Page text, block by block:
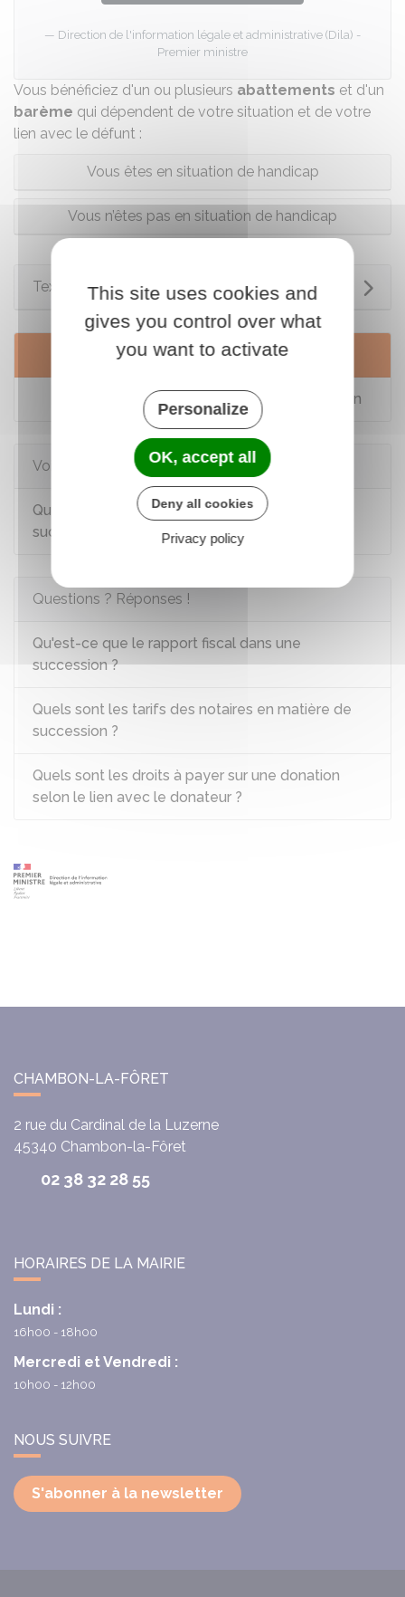
Direction de l'information légale et administrative (Dila) -
Premier ministre
Vous bénéficiez d'un ou plusieurs abattements et d'un
barème qui dépendent de votre situation et de votre
lien avec le défunt :
Vous êtes en situation de handicap
Vous n’êtes pas en situation de handicap
Textes de référence
Services en ligne et formulaires
Estimer le montant des droits de succession
Voir aussi
Quelles sont les exonérations en cas de
succession ?
Questions ? Réponses !
Qu'est-ce que le rapport fiscal dans une
succession ?
Quels sont les tarifs des notaires en matière de
succession ?
Quels sont les droits à payer sur une donation
selon le lien avec le donateur ?
CHAMBON-LA-FÔRET
2 rue du Cardinal de la Luzerne
45340 Chambon-la-Fôret
02 38 32 28 55
HORAIRES DE LA MAIRIE
Lundi :
16h00 - 18h00
Mercredi et Vendredi :
10h00 - 12h00
NOUS SUIVRE
S'abonner à la newsletter
This site uses cookies and
gives you control over what
you want to activate
Personalize
OK, accept all
Deny all cookies
Privacy policy